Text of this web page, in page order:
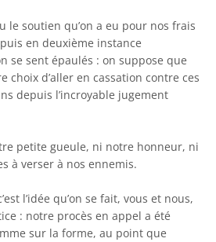
le soutien qu’on a eu pour nos frais
en deuxième instance
se sent épaulés : on suppose que
choix d’aller en cassation contre ces
depuis l’incroyable jugement
petite gueule, ni notre honneur, ni
à verser à nos ennemis.
l’idée qu’on se fait, vous et nous,
: notre procès en appel a été
sur la forme, au point que